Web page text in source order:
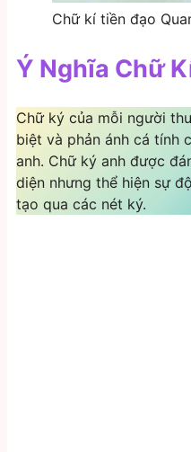
Chữ kí tiền đạo
Ý Nghĩa Chữ
Chữ ký của mỗi người
biệt và phản ánh cá tính
anh. Chữ ký anh được
diện nhưng thể hiện sự
tạo qua các nét ký.